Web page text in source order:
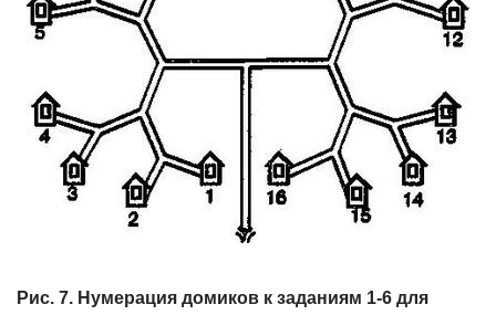
Рис. 7. Нумерация домиков к заданиям 1-6 для